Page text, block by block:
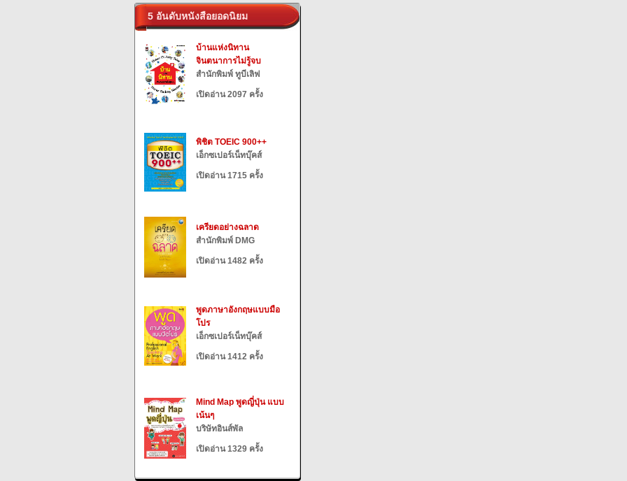
5 อันดับหนังสือยอดนิยม
บ้านแห่งนิทาน
จินตนาการไม่รู้จบ
สำนักพิมพ์ ทูบีเลิฟ
เปิดอ่าน 2097 ครั้ง
พิชิต TOEIC 900++
เอ็กซเปอร์เน็ทบุ๊คส์
เปิดอ่าน 1715 ครั้ง
เครียดอย่างฉลาด
สำนักพิมพ์ DMG
เปิดอ่าน 1482 ครั้ง
พูดภาษาอังกฤษแบบมือ
โปร
เอ็กซเปอร์เน็ทบุ๊คส์
เปิดอ่าน 1412 ครั้ง
Mind Map พูดญี่ปุ่น แบบ
เน้นๆ
บริษัทอินส์พัล
เปิดอ่าน 1329 ครั้ง